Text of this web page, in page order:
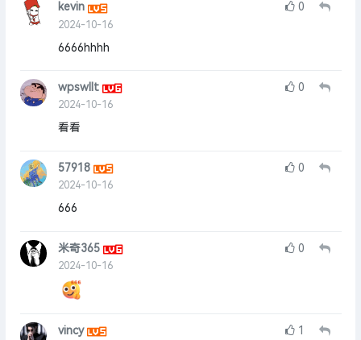
kevin
2024-10-16
0
6666hhhh
wpswllt
2024-10-16
0
看看
57918
2024-10-16
0
666
米奇365
2024-10-16
0
vincy 1